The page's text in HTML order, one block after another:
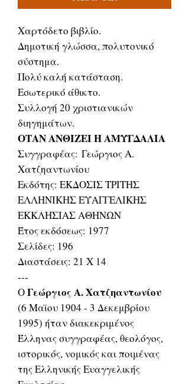
Χαρτόδετο βιβλίο.
Δημοτική γλώσσα, πολυτονικό
σύστημα.
Πολύ καλή κατάσταση.
Εσωτερικό άθικτο.
Συλλογή 20 χριστιανικών
διηγημάτων.
ΟΤΑΝ ΑΝΘΙΖΕΙ Η ΑΜΥΓΔΑΛΙΑ
Συγγραφέας: Γεώργιος Α.
Χατζηαντωνίου
Εκδότης: ΕΚΔΟΣΙΣ ΤΡΙΤΗΣ
ΕΛΛΗΝΙΚΗΣ ΕΥΑΓΓΕΛΙΚΗΣ
ΕΚΚΛΗΣΙΑΣ ΑΘΗΝΩΝ
Έτος εκδόσεως: 1977
Σελίδες: 196
Διαστάσεις: 21 Χ 14
---
ΟΓεώργιος Α. Χατζηαντωνίου
(6 Μαϊου 1904 - 3 Δεκεμβρίου
1995) ήταν διακεκριμένος
Έλληνας συγγραφέας, θεολόγος,
ιστορικός, νομικός και ποιμένας
της Ελληνικής Ευαγγελικής